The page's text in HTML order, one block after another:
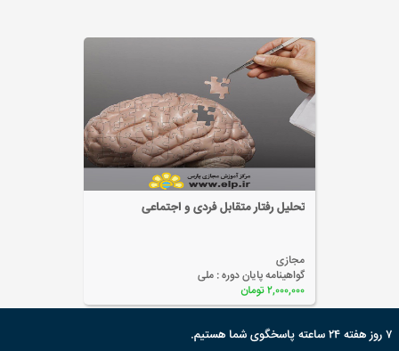
تحلیل رفتار متقابل فردی و اجتماعی
مجازی
گواهینامه پایان دوره : ملی
۲,۰۰۰,۰۰۰ تومان
۷ روز هفته ۲۴ ساعته پاسخگوی شما هستیم.